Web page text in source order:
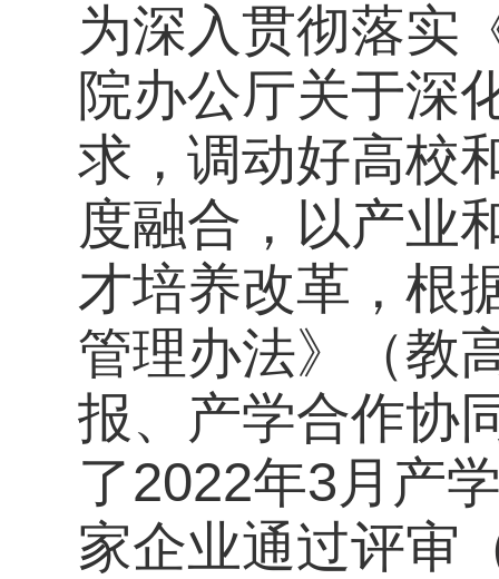
为深入贯彻落实
院办公厅关于深
求，调动好高校
度融合，以产业
才培养改革，根
管理办法》（教
报、产学合作协
了2022年3月产
家企业通过评审